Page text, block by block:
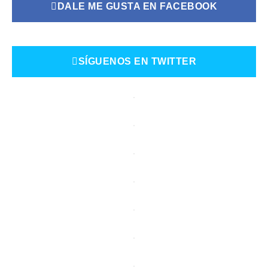
DALE ME GUSTA EN FACEBOOK
SÍGUENOS EN TWITTER